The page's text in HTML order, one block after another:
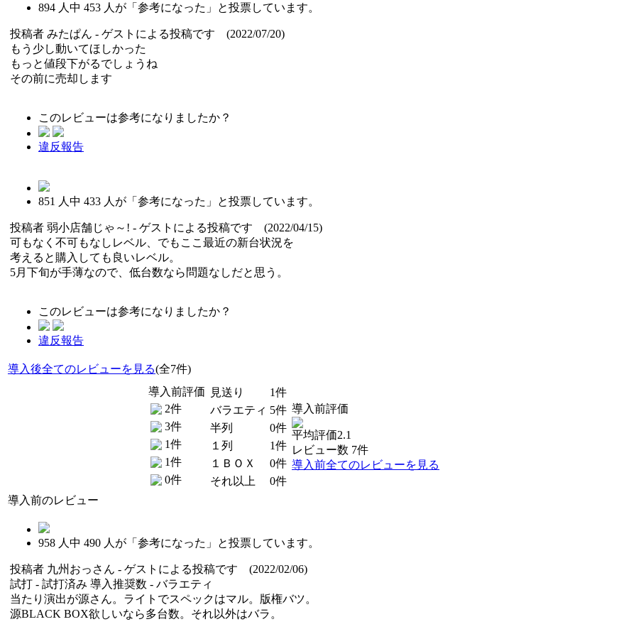
894 人中 453 人が「参考になった」と投票しています。
投稿者 みたぱん - ゲストによる投稿です (2022/07/20)
もう少し動いてほしかった
もっと値段下がるでしょうね
その前に売却します
このレビューは参考になりましたか？
違反報告
851 人中 433 人が「参考になった」と投票しています。
投稿者 弱小店舗じゃ～! - ゲストによる投稿です (2022/04/15)
可もなく不可もなしレベル、でもここ最近の新台状況を
考えると購入しても良いレベル。
5月下旬が手薄なので、低台数なら問題なしだと思う。
このレビューは参考になりましたか？
違反報告
導入後全てのレビューを見る(全7件)
導入前評価
2件
3件
1件
1件
0件
見送り
1件
バラエティ 5件
半列
0件
１列
1件
１ＢＯＸ
0件
それ以上
0件
導入前評価
平均評価2.1
レビュー数 7件
導入前全てのレビューを見る
導入前のレビュー
958 人中 490 人が「参考になった」と投票しています。
投稿者 九州おっさん - ゲストによる投稿です (2022/02/06)
試打 - 試打済み 導入推奨数 - バラエティ
当たり演出が源さん。ライトでスペックはマル。版権バツ。
源BLACK BOX欲しいなら多台数。それ以外はバラ。